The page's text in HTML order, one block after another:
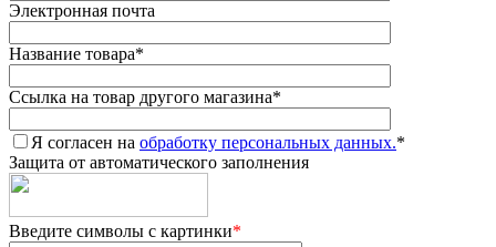
Электронная почта
Название товара*
Ссылка на товар другого магазина*
Я согласен на обработку персональных данных.*
Защита от автоматического заполнения
Введите символы с картинки*